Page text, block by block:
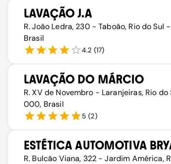
LAVAÇÃO J.A
R. João Ledra, 230 - Taboão, Rio do Sul
Brasil
4.2 (17)
LAVAÇÃO DO MÁRCIO
R. XV de Novembro - Laranjeiras, Rio
000, Brasil
5 (2)
ESTÉTICA AUTOMOTIVA
R. Bulcão Viana, 322 - Jardim América,